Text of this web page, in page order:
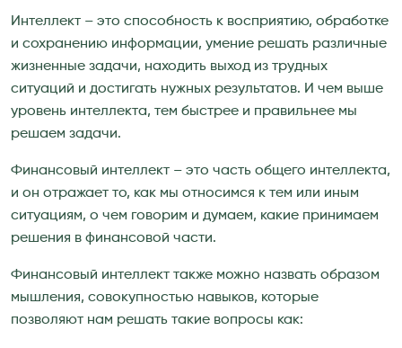
Интеллект – это способность к восприятию, обработке
и сохранению информации, умение решать различные
жизненные задачи, находить выход из трудных
ситуаций и достигать нужных результатов. И чем выше
уровень интеллекта, тем быстрее и правильнее мы
решаем задачи.
Финансовый интеллект – это часть общего интеллекта,
и он отражает то, как мы относимся к тем или иным
ситуациям, о чем говорим и думаем, какие принимаем
решения в финансовой части.
Финансовый интеллект также можно назвать образом
мышления, совокупностью навыков, которые
позволяют нам решать такие вопросы как: